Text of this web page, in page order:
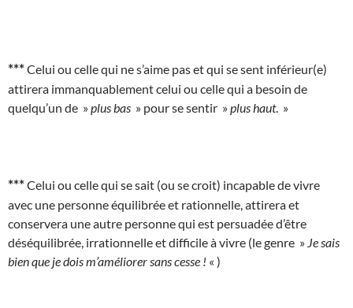
***Celui ou celle qui ne s’aime pas et qui se sent inférieur(e)
attirera immanquablement celui ou celle qui a besoin de
quelqu’un de »plus bas » pour se sentir »plus haut. »
***Celui ou celle qui se sait (ou se croit) incapable de vivre
avec une personne équilibrée et rationnelle, attirera et
conservera une autre personne qui est persuadée d’être
déséquilibrée, irrationnelle et difficile à vivre (le genre » Je sais
bien que je dois m’améliorer sans cesse ! « )